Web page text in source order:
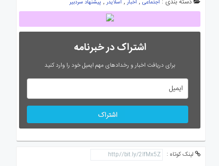
اجتماعی اخبار اسلایدر پیشنهاد سردبیر
اشتراک در خبرنامه
برای دریافت اخبار و رخدادهای مهم ایمیل خود را وارد کنید
اشتراک
لینک کوتاه :